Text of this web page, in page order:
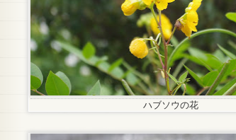
ハブソウの花